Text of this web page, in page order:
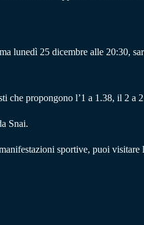
lunedì 25 dicembre alle 20:30,
che propongono l’1 a 1.38, il 2 a
Snai.
sportive, puoi visitare